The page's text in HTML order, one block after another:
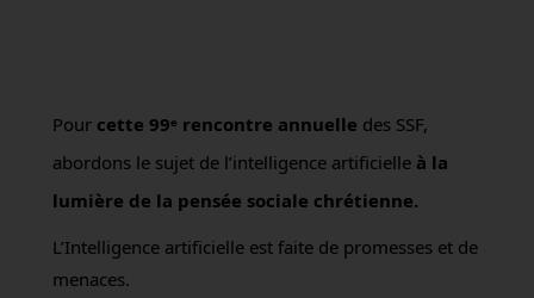
Pour cette 99ᵉ rencontre annuelle des SSF,
abordons le sujet de l’intelligence artificielle à la
lumière de la pensée sociale chrétienne.
L’Intelligence artificielle est faite de promesses et de
menaces.